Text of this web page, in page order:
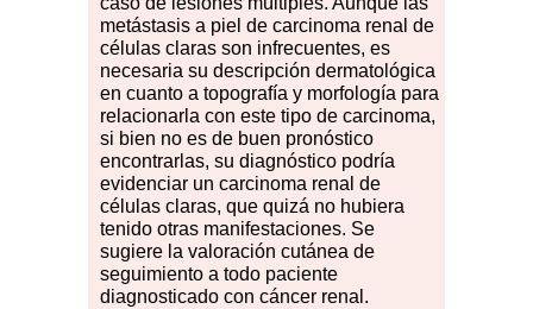
metástasis a piel de carcinoma renal de
células claras son infrecuentes, es
necesaria su descripción dermatológica
en cuanto a topografía y morfología para
relacionarla con este tipo de carcinoma,
si bien no es de buen pronóstico
encontrarlas, su diagnóstico podría
evidenciar un carcinoma renal de
células claras, que quizá no hubiera
tenido otras manifestaciones. Se
sugiere la valoración cutánea de
seguimiento a todo paciente
diagnosticado con cáncer renal.